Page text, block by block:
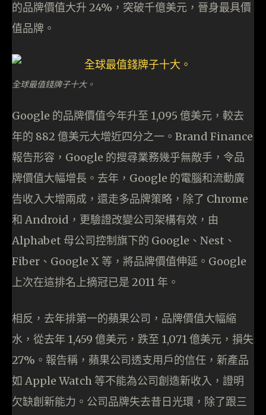
的品牌價值大升 24%，突破千億美元，晉身最具價
值品牌。
全球最值錢牌子十大。
Google 的品牌價值今年升至 1,095 億美元，較去
年的 882 億美元大增近四分之一。Brand Finance
報告形容，Google 的搜尋業務幾乎無敵手，令品
牌價值大幅增長。去年，Google 的電腦和流動廣
告收入大增兩成，還走多品牌策略，除了 Chrome
和 Android，更驗證改變公司架構有效，由
Alphabet 母公司控制旗下的 Google、Nest、
Fiber、Google X 等，將品牌價值伸延。Google
上次在這排名上摘冠已是 2011 年。
相反，去年排第一的蘋果公司，品牌價值大幅縮
水，從去年 1,459 億美元，跌至 1,071 億美元，損失
27%。報告稱，蘋果公司透支用戶的信任，新產品
如 Apple Watch 等不能為公司創造新收入，證明
欠缺創新能力。公司品牌失去昔日光環，除了跟三